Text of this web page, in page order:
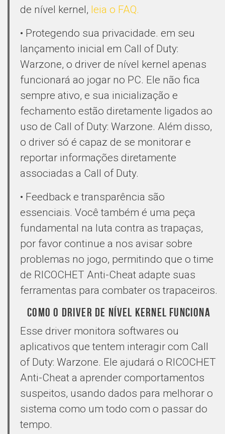
de nível kernel, leia o FAQ.
• Protegendo sua privacidade. em seu
lançamento inicial em Call of Duty:
Warzone, o driver de nível kernel apenas
funcionará ao jogar no PC. Ele não fica
sempre ativo, e sua inicialização e
fechamento estão diretamente ligados ao
uso de Call of Duty: Warzone. Além disso,
o driver só é capaz de se monitorar e
reportar informações diretamente
associadas a Call of Duty.
• Feedback e transparência são
essenciais. Você também é uma peça
fundamental na luta contra as trapaças,
por favor continue a nos avisar sobre
problemas no jogo, permitindo que o time
de RICOCHET Anti-Cheat adapte suas
ferramentas para combater os trapaceiros.
COMO O DRIVER DE NÍVEL KERNEL FUNCIONA
Esse driver monitora softwares ou
aplicativos que tentem interagir com Call
of Duty: Warzone. Ele ajudará o RICOCHET
Anti-Cheat a aprender comportamentos
suspeitos, usando dados para melhorar o
sistema como um todo com o passar do
tempo.